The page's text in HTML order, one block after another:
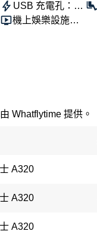
USB 充電孔：可
用
機上娛樂設施：
Whatflytime 提供。
A320
A320
A320